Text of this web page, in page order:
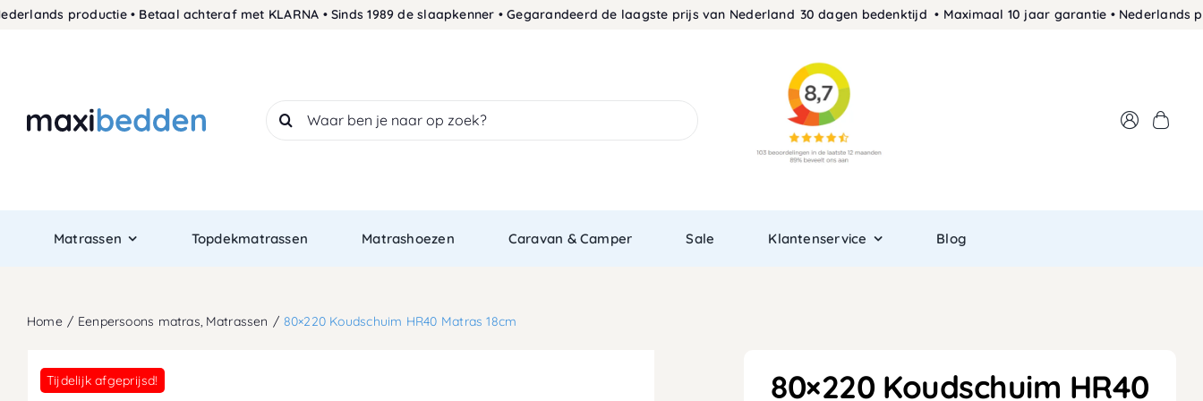
Skipproductie • Betaal achteraf met KLARNA • Sinds 1989 de slaapkenner • Gegarandeerd de laagste prijs van Nederland 30 dagen bedenktijd • Maximaal 10 jaar garantie • Nederlands
for:
Matrassen Topdekmatrassen Matrashoezen Caravan & Camper Sale Klantenservice Blog
Home Eenpersoons matras Matrassen 80×220 Koudschuim HR40 Matras 18cm
Tijdelijk afgeprijsd!
80×220 Koudschuim HR40